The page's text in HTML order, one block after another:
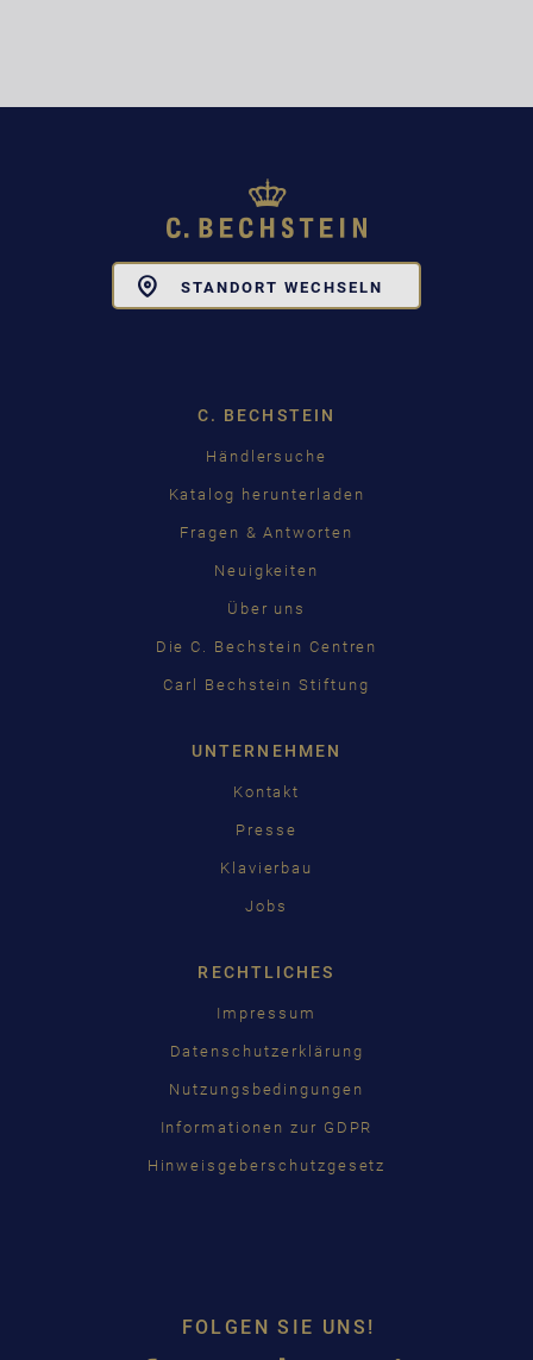
STANDORT WECHSELN
C. BECHSTEIN
Händlersuche
Katalog herunterladen
Fragen & Antworten
Neuigkeiten
Über uns
Die C. Bechstein Centren
Carl Bechstein Stiftung
UNTERNEHMEN
Kontakt
Presse
Klavierbau
Jobs
RECHTLICHES
Impressum
Datenschutzerklärung
Nutzungsbedingungen
Informationen zur GDPR
Hinweisgeberschutzgesetz
FOLGEN SIE UNS!